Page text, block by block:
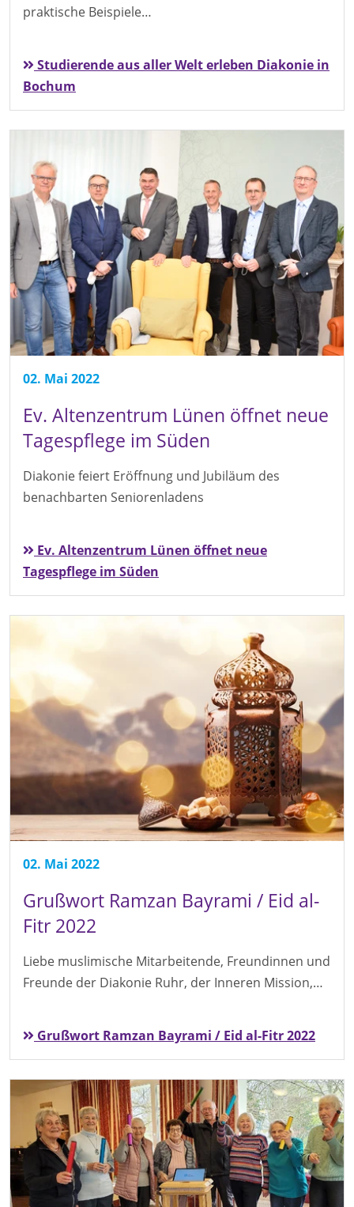
praktische Beispiele…
Studierende aus aller Welt erleben Diakonie in
Bochum
02. Mai 2022
Ev. Altenzentrum Lünen öffnet neue
Tagespflege im Süden
Diakonie feiert Eröffnung und Jubiläum des
benachbarten Seniorenladens
Ev. Altenzentrum Lünen öffnet neue
Tagespflege im Süden
02. Mai 2022
Grußwort Ramzan Bayrami / Eid al-
Fitr 2022
Liebe muslimische Mitarbeitende, Freundinnen und
Freunde der Diakonie Ruhr, der Inneren Mission,…
Grußwort Ramzan Bayrami / Eid al-Fitr 2022